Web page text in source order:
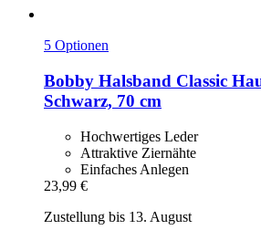
5 Optionen
Bobby Halsband Classic
Schwarz, 70 cm
Hochwertiges Leder
Attraktive Ziernähte
Einfaches Anlegen
23,99 €
Zustellung bis 13. August